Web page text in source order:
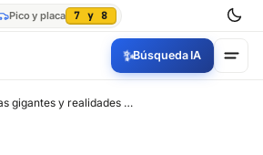
Pico y placa 7 y 8
✨Búsqueda IA
Promesas gigantes y realidades modestas